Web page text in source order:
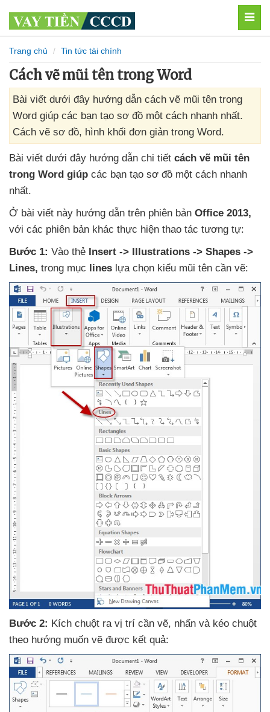
Trang chủ Tin tức tài chính
Cách vẽ mũi tên trong Word
Bài viết dưới đây hướng dẫn cách vẽ mũi tên trong
Word giúp các bạn tạo sơ đồ một cách nhanh nhất.
Cách vẽ sơ đồ, hình khối đơn giản trong Word.
Bài viết dưới đây hướng dẫn chi tiết cách vẽ mũi tên
trong Word giúp các bạn tạo sơ đồ một cách nhanh
nhất.
Ở bài viết này hướng dẫn trên phiên bản Office 2013,
với các phiên bản khác thực hiện thao tác tương tự:
Bước 1: Vào thẻ Insert -> Illustrations -> Shapes ->
Lines, trong mục lines lựa chọn kiểu mũi tên cần vẽ:
Bước 2: Kích chuột ra vị trí cần vẽ, nhấn và kéo chuột
theo hướng muốn vẽ được kết quả: